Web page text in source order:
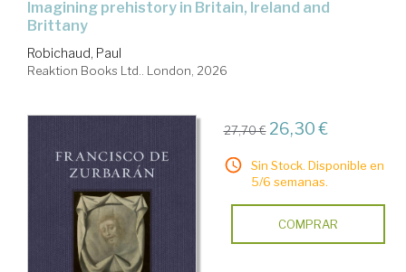
Brittany
Robichaud, Paul
Reaktion Books Ltd.. London, 2026
27,70 € 26,30 €
Sin Stock. Disponible en
5/6 semanas.
COMPRAR